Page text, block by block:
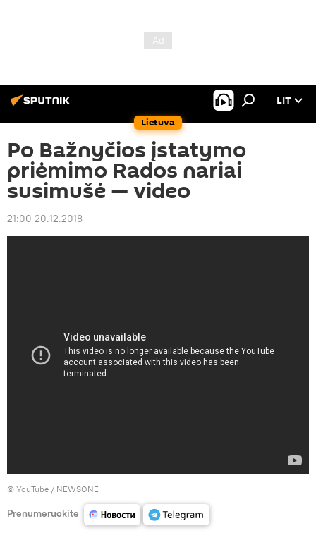
Lietuva
LIT
Po Bažnyčios įstatymo
priėmimo Rados nariai
susimušė — video
21:00 20.12.2018
© YouTube / NEWSONE
Prenumeruokite